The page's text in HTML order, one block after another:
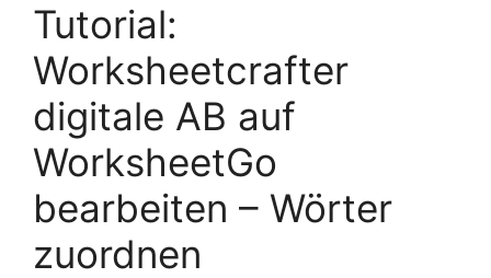
Tutorial:
Worksheetcrafter
digitale AB auf
WorksheetGo
bearbeiten – Wörter
zuordnen